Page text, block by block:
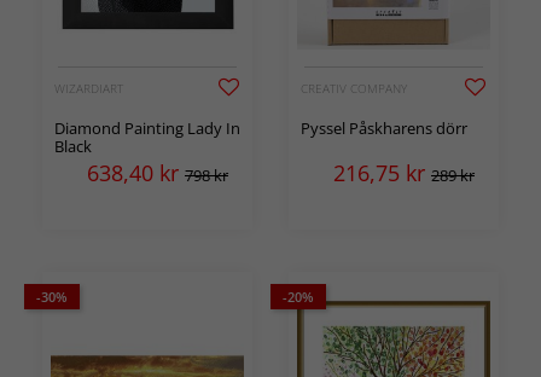
WIZARDIART
Diamond Painting Lady In
Black
638,40 kr 798 kr
CREATIV COMPANY
Pyssel Påskharens dörr
216,75 kr 289 kr
-30% -20%